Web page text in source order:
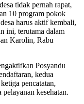
tidak pernah rapat,
10 program pokok
harus aktif kembali,
ini, terutama dalam
Karolin, Rabu
Posyandu
kedua
pencatatan,
kesehatan.